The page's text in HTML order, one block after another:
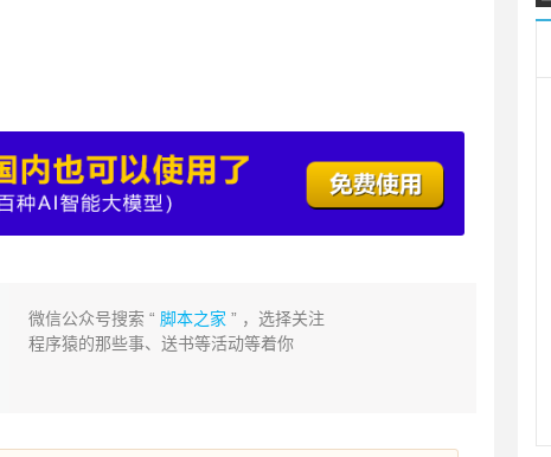
微信公众号搜索 “脚本之家 ” ，选择关注
程序猿的那些事、送书等活动等着你